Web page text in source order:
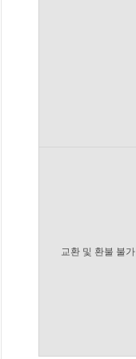
교환 및 환불 불가